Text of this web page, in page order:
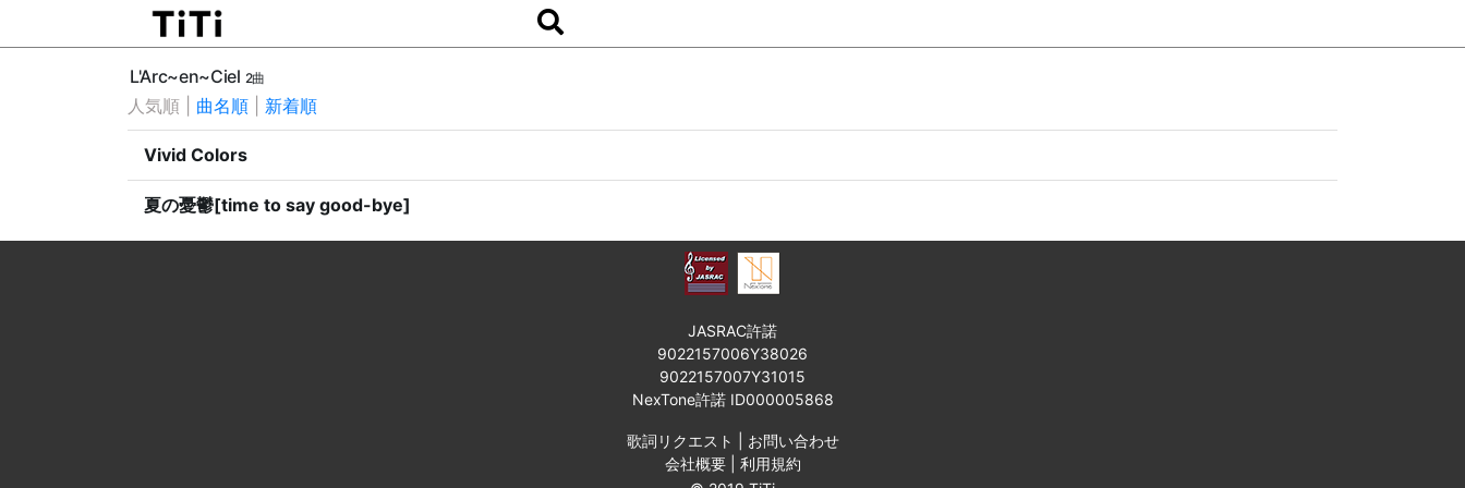
L'Arc~en~Ciel 2曲
人気順 曲名順 新着順
Vivid Colors
夏の憂鬱[time to say good-bye]
JASRAC許諾
9022157006Y38026
9022157007Y31015
NexTone許諾 ID000005868
歌詞リクエスト
お問い合わせ
会社概要| 利用規約